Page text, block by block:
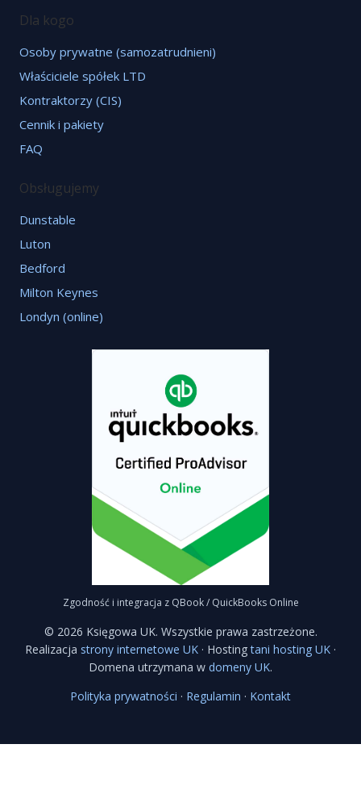
Dla kogo
Osoby prywatne (samozatrudnieni)
Właściciele spółek LTD
Kontraktorzy (CIS)
Cennik i pakiety
FAQ
Obsługujemy
Dunstable
Luton
Bedford
Milton Keynes
Londyn (online)
Zgodność i integracja z QBook / QuickBooks Online
© 2026 Księgowa UK. Wszystkie prawa zastrzeżone.
Realizacja strony internetowe UK · Hostingtani hosting UK ·
Domena utrzymana w domeny UK.
Polityka prywatności · Regulamin · Kontakt